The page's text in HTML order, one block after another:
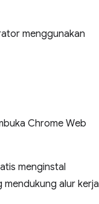
menggunakan
Chrome Web
menginstal
alur kerja